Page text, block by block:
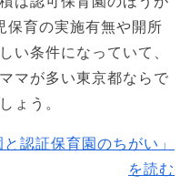
保育の実施有無や開所
い条件になっていて、
マが多い東京都ならで
ょう。
認証保育園のちがい」
を読む